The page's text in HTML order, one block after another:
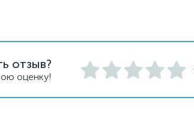
отзыв?
оценку!